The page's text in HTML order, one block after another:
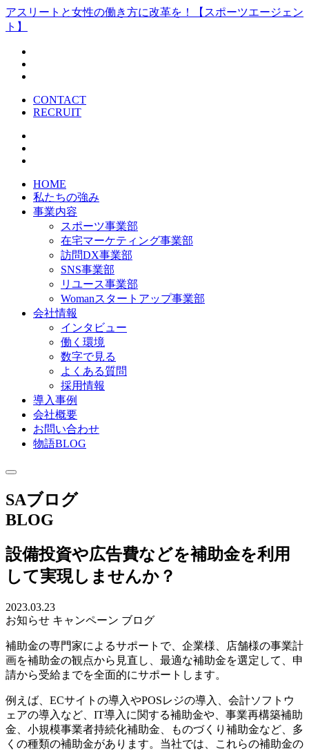
アスリートと女性の働き方に改革を！【スポーツエージェン
ト】
CONTACT
RECRUIT
HOME
私たちの強み
事業内容
スポーツ事業部
在宅マーケティング事業部
訪問DX事業部
SNS事業部
リユース事業部
Womanスタートアップ事業部
会社情報
インタビュー
働く環境
数字で見る
よくある質問
採用情報
導入事例
会社概要
お問い合わせ
物語BLOG
SAブログ
BLOG
設備投資や広告費などを補助金を利用
して実現しませんか？
2023.03.23
お知らせ キャンペーン ブログ
補助金の専門家によるサポートで、企業様、店舗様の事業計
画を補助金の観点から見直し、最適な補助金を選定して、申
請から受給までを全面的にサポートします。
例えば、ECサイトの導入やPOSレジの導入、会計ソフトウ
ェアの導入など、IT導入に関する補助金や、事業再構築補助
金、小規模事業者持続化補助金、ものづくり補助金など、多
くの種類の補助金があります。当社では、これらの補助金の